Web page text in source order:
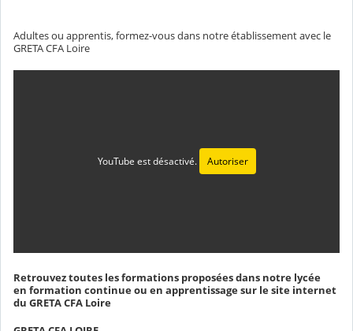
Adultes ou apprentis, formez-vous dans notre établissement avec le
GRETA CFA Loire
YouTube est désactivé. Autoriser
Retrouvez toutes les formations proposées dans notre lycée
en formation continue ou en apprentissage sur le site internet
du GRETA CFA Loire